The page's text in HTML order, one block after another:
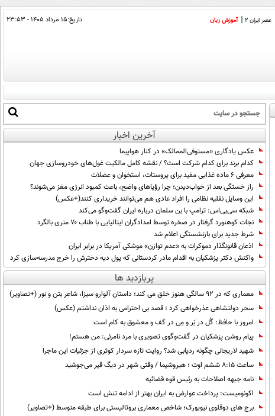
عصر ایران 2 آموزش زبان تاریخ:۱۵ مرداد ۱۴۰۵ - ۲۳:۵۳
آخرین اخبار
عکس یادگاری «مستوفی‌الممالک» در کنار هواپیما
کدام برند برای کدام شرکت است؟ / نقشه کامل مالکیت غول‌های خودروسازی جهان
معرفی ۶ ماده غذایی مفید برای پروستات، استخوان و عضلات
راز خستگی بعد از خواب‌دیدن؛ چرا رؤیاهای واضح، باعث کمبود انرژی مغز می‌شوند؟
این وسایل نقلیه نظامی را افراد عادی هم می‌توانند خریداری کنند(+عکس)
شبکه سی‌بی‌اس: ترامپ با بن سلمان درباره ایران گفت‌وگو می‌کند
نجات کوهنورد گرفتار در صخره توسط امدادگران ایتالیایی با طناب ۷۰ متری بالگرد
شرط جدید برای بازنشستگی اعلام شد
اذعان قانونگذار دموکرات به «عدم توازن» موشکی آمریکا در برابر ایران
واکنش دکتر پزشکیان به اقدام مادر کردستانی که پول دیه دخترش را خرج مدرسه‌سازی کرد
پربازدید ها
معماری که در 92 سالگی هنوز خلق می کند؛ داستان آلوارو سیزا، شاعر بتن و نور (+تصاویر)
سحر دولتشاهی عذرخواهی کرد ؛ قصد بی احترامی به اذان نداشتم (عکس)
امروز با حافظ: گُل در بَر و مِی در کَف و معشوق به کام است
پیام روشن پزشکیان در گفت‌و‌گوی تصویری با مرد نامرئی: من هستم!
شهید لاریجانی چگونه ردیابی شد؟ روایت تازه سردار کوثری از جزئیات این ماجرا
ساعت ۸:۱۵ ششم اوت ؛ هیروشیما / وقتی شهر در دیگ قیر می‌جوشید
نامه جبهه اصلاحات به رئیس قوه قضائیه
اکونومیست: پرداخت عوارض به ایران بهتر از ادامه تنش است
برج های دوقلوی نیویورک؛ شاخص معماری بروتالیستی برای طبقه متوسط (+تصاویر)